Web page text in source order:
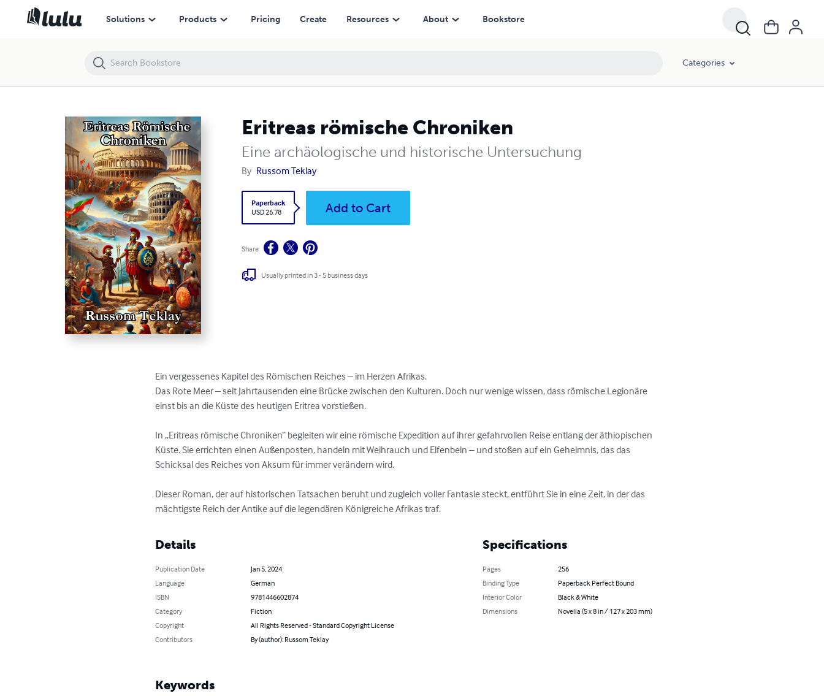
Solutions Products Pricing Create Resources About Bookstore
Categories
Eritreas römische Chroniken
Eine archäologische und historische Untersuchung
By Russom Teklay
Paperback
USD 26.78
Add to Cart
Share
Usually printed in 3 - 5 business days
Ein vergessenes Kapitel des Römischen Reiches – im Herzen Afrikas.
Das Rote Meer – seit Jahrtausenden eine Brücke zwischen den Kulturen. Doch nur wenige wissen, dass römische Legionäre
einst bis an die Küste des heutigen Eritrea vorstießen.
In „Eritreas römische Chroniken“ begleiten wir eine römische Expedition auf ihrer gefahrvollen Reise entlang der äthiopischen
Küste. Sie errichten einen Außenposten, handeln mit Weihrauch und Elfenbein – und stoßen auf ein Geheimnis, das das
Schicksal des Reiches von Aksum für immer verändern wird.
Dieser Roman, der auf historischen Tatsachen beruht und zugleich voller Fantasie steckt, entführt Sie in eine Zeit, in der das
mächtigste Reich der Antike auf die legendären Königreiche Afrikas traf.
Details
Publication Date
Jan 5, 2024
Language
German
ISBN
9781446602874
Category
Fiction
Copyright
All Rights Reserved - Standard Copyright License
Contributors
By (author): Russom Teklay
Specifications
Pages
256
Binding Type
Paperback Perfect Bound
Interior Color
Black & White
Dimensions
Novella (5 x 8 in / 127 x 203 mm)
Keywords
Eritreas römische Chroniken